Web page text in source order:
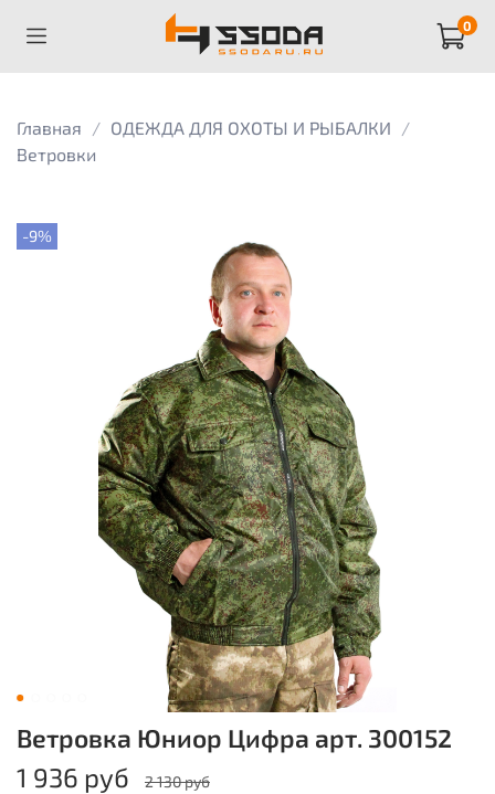
0
Главная
ОДЕЖДА ДЛЯ ОХОТЫ И РЫБАЛКИ
Ветровки
-9%
Ветровка Юниор Цифра арт. 300152
1 936 руб
2 130 руб